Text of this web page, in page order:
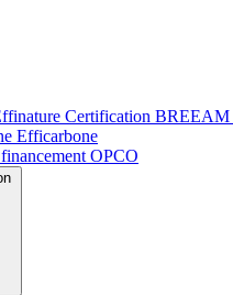
Certification BREEAM
Efficarbone
OPCO